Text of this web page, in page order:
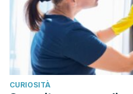
Edmonds, C. J. (2012).
cognitive performance .
https://
Norman Urology
water in your kidney and
Normanurology.com.
CURIOSITÀ